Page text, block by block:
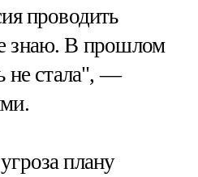
проводить
знаю. В прошлом
не стала", —
плану